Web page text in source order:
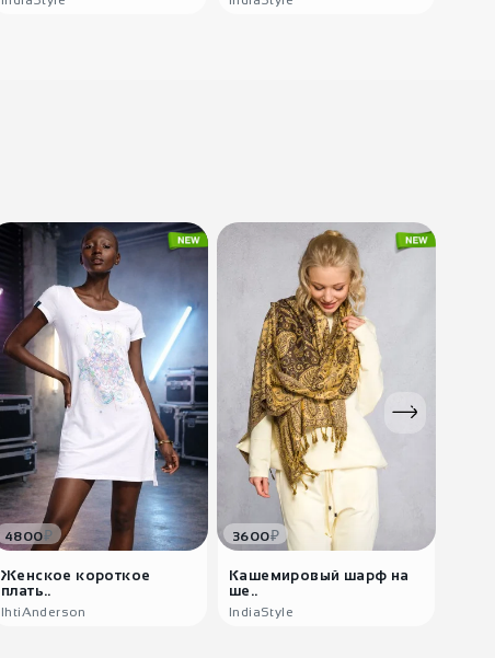
4800₽
Женское короткое
плать..
IhtiAnderson
3600₽
Кашемировый шарф на
ше..
IndiaStyle